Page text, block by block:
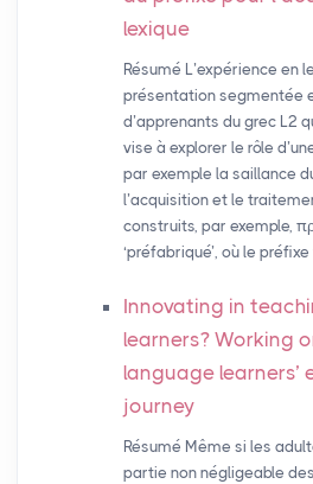
lexique
Résumé L’expérience en
présentation segmentée
d’apprenants du grec L2
vise à explorer le rôle
par exemple la saillance
l’acquisition et le
construits, par exemple,
‘préfabriqué’, où le
Innovating in
learners? Working
language learners’
journey
Résumé Même si les
partie non négligeable